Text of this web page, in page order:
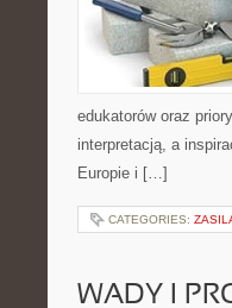
edukatorów oraz
interpretacją, a
Europie i […]
CATEGORIES:
WADY I